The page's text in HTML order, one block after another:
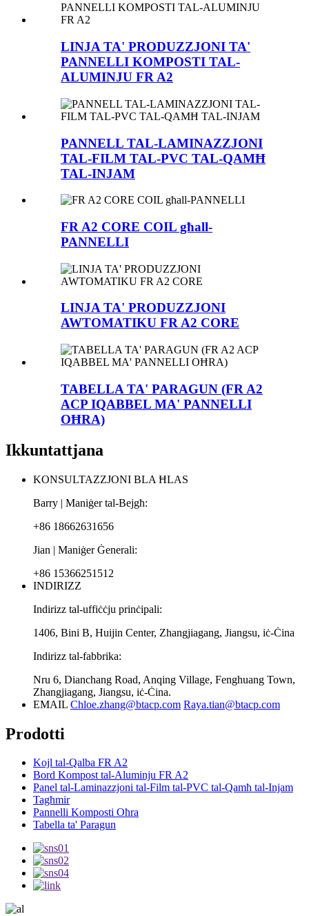
LINJA TA' PRODUZZJONI TA'
PANNELLI KOMPOSTI TAL-
ALUMINJU FR A2
PANNELL TAL-LAMINAZZJONI
TAL-FILM TAL-PVC TAL-QAMĦ
TAL-INJAM
FR A2 CORE COIL għall-
PANNELLI
LINJA TA' PRODUZZJONI
AWTOMATIKU FR A2 CORE
TABELLA TA' PARAGUN (FR A2
ACP IQABBEL MA' PANNELLI
OĦRA)
Ikkuntattjana
KONSULTAZZJONI BLA ĦLAS
Barry | Maniġer tal-Bejgħ:
+86 18662631656
Jian | Maniġer Ġenerali:
+86 15366251512
INDIRIZZ
Indirizz tal-uffiċċju prinċipali:
1406, Bini B, Huijin Center, Zhangjiagang, Jiangsu, iċ-Ċina
Indirizz tal-fabbrika:
Nru 6, Dianchang Road, Anqing Village, Fenghuang Town,
Zhangjiagang, Jiangsu, iċ-Ċina.
EMAIL Chloe.zhang@btacp.com Raya.tian@btacp.com
Prodotti
Kojl tal-Qalba FR A2
Bord Kompost tal-Aluminju FR A2
Panel tal-Laminazzjoni tal-Film tal-PVC tal-Qamħ tal-Injam
Tagħmir
Pannelli Komposti Oħra
Tabella ta' Paragun